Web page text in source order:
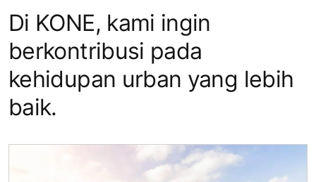
Di KONE, kami ingin
berkontribusi pada
kehidupan urban yang lebih
baik.